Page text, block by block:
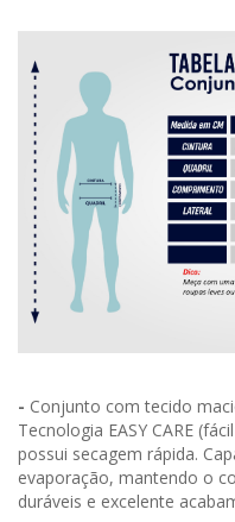
- Conjunto com tecido
Tecnologia EASY CARE
possui secagem rápida.
evaporação, mantendo o
duráveis e excelente